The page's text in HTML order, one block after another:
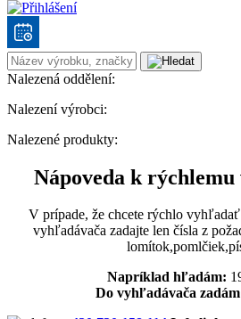
Nalezená oddělení:
Nalezení výrobci:
Nalezené produkty:
Nápoveda k
V prípade, že chcete rýchlo
vyhľadávača zadajte len čísla z
Napríklad hľadám:
Do vyhľadávača